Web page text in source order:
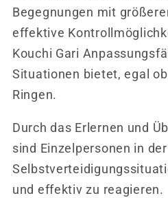
Begegnungen mit
effektive
Kouchi Gari
Situationen bietet, egal
Ringen.
Durch das Erlernen und
sind Einzelpersonen in
und effektiv zu reagieren.